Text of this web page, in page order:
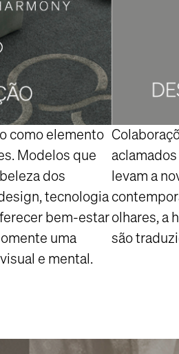
como elemento
Modelos que
dos
tecnologia
bem-estar
uma
e mental.
levam a
olhares, a
são